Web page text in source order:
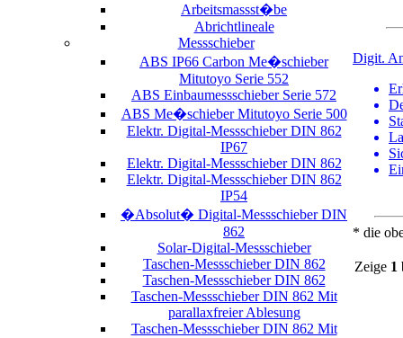
Arbeitsmassst�be
Abrichtlineale
Messschieber
ABS IP66 Carbon Me�schieber
Mitutoyo Serie 552
ABS Einbaumessschieber Serie 572
ABS Me�schieber Mitutoyo Serie 500
Elektr. Digital-Messschieber DIN 862
IP67
Elektr. Digital-Messschieber DIN 862
Elektr. Digital-Messschieber DIN 862
IP54
�Absolut� Digital-Messschieber DIN
862
Solar-Digital-Messschieber
Taschen-Messschieber DIN 862
Taschen-Messschieber DIN 862
Taschen-Messschieber DIN 862 Mit
parallaxfreier Ablesung
Taschen-Messschieber DIN 862 Mit
Digit.
* die
Zeige 1